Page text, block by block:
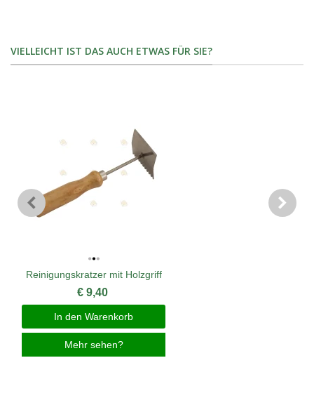
VIELLEICHT IST DAS AUCH ETWAS FÜR SIE?
Reinigungskratzer mit Holzgriff
€ 9,40
In den Warenkorb
Mehr sehen?